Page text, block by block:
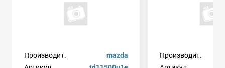
Производит.
mazda
Производит.